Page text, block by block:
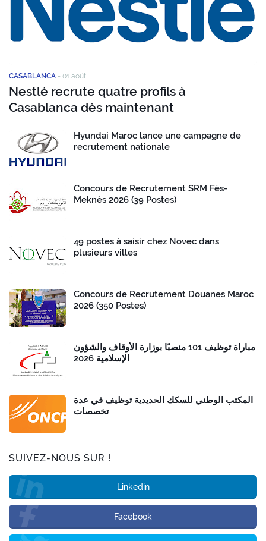
CASABLANCA - 01 août
Nestlé recrute quatre profils à
Casablanca dès maintenant
Hyundai Maroc lance une campagne de
recrutement nationale
Concours de Recrutement SRM Fès-
Meknès 2026 (39 Postes)
49 postes à saisir chez Novec dans
plusieurs villes
Concours de Recrutement Douanes Maroc
2026 (350 Postes)
مباراة توظيف 101 منصبًا بوزارة الأوقاف والشؤون
الإسلامية 2026
المكتب الوطني للسكك الحديدية توظيف في عدة
تخصصات
SUIVEZ-NOUS SUR !
Linkedin
Facebook